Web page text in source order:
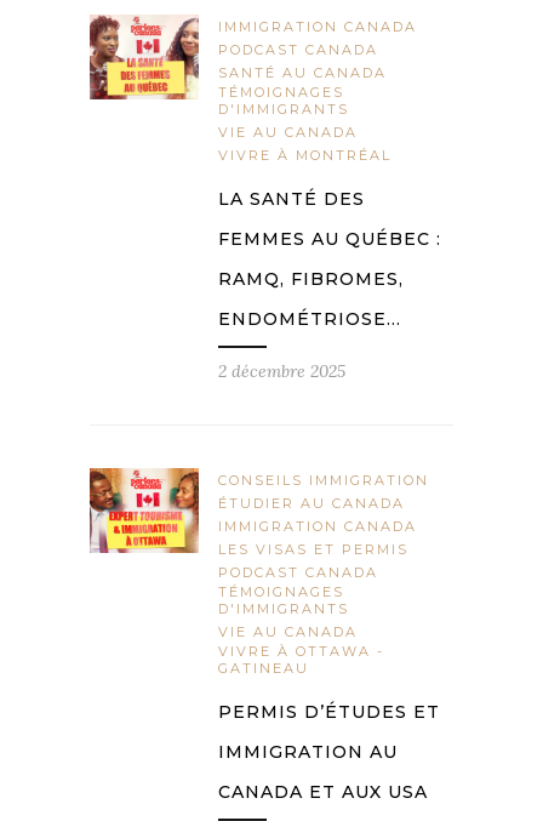
IMMIGRATION CANADA
PODCAST CANADA
SANTÉ AU CANADA
TÉMOIGNAGES
D'IMMIGRANTS
VIE AU CANADA
VIVRE À MONTRÉAL
LA SANTÉ DES
FEMMES AU QUÉBEC :
RAMQ, FIBROMES,
ENDOMÉTRIOSE…
2 décembre 2025
CONSEILS IMMIGRATION
ÉTUDIER AU CANADA
IMMIGRATION CANADA
LES VISAS ET PERMIS
PODCAST CANADA
TÉMOIGNAGES
D'IMMIGRANTS
VIE AU CANADA
VIVRE À OTTAWA -
GATINEAU
PERMIS D’ÉTUDES ET
IMMIGRATION AU
CANADA ET AUX USA